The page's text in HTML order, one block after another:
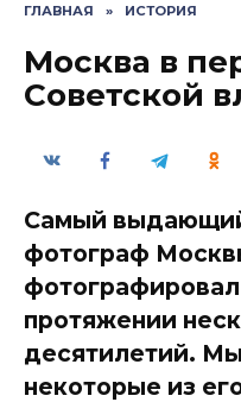
ГЛАВНАЯ » ИСТОРИЯ
Москва в
Советской
Самый
фотограф
протяжении
десятилетий.
некоторые из